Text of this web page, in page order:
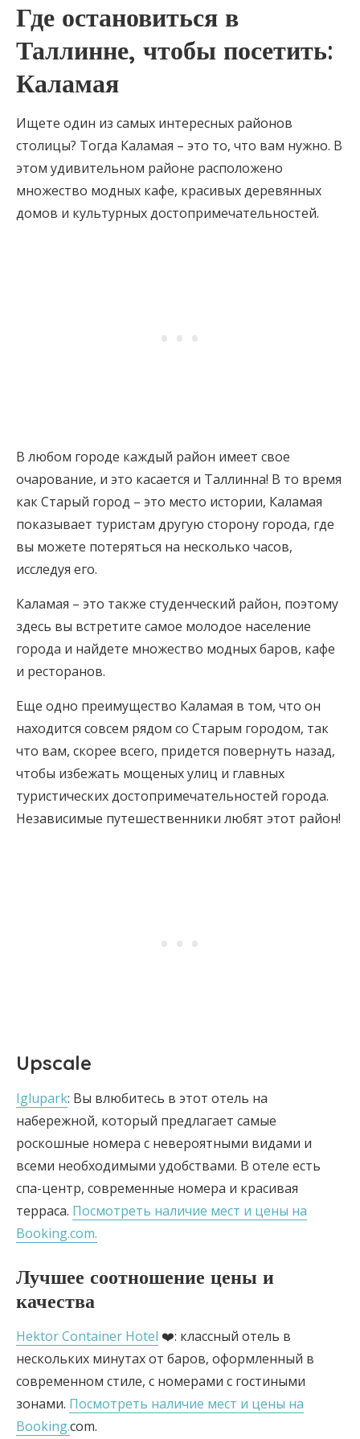
Где остановиться в
Таллинне, чтобы посетить:
Каламая
Ищете один из самых интересных районов
столицы? Тогда Каламая – это то, что вам нужно. В
этом удивительном районе расположено
множество модных кафе, красивых деревянных
домов и культурных достопримечательностей.
В любом городе каждый район имеет свое
очарование, и это касается и Таллинна! В то время
как Старый город – это место истории, Каламая
показывает туристам другую сторону города, где
вы можете потеряться на несколько часов,
исследуя его.
Каламая – это также студенческий район, поэтому
здесь вы встретите самое молодое население
города и найдете множество модных баров, кафе
и ресторанов.
Еще одно преимущество Каламая в том, что он
находится совсем рядом со Старым городом, так
что вам, скорее всего, придется повернуть назад,
чтобы избежать мощеных улиц и главных
туристических достопримечательностей города.
Независимые путешественники любят этот район!
Upscale
Iglupark: Вы влюбитесь в этот отель на
набережной, который предлагает самые
роскошные номера с невероятными видами и
всеми необходимыми удобствами. В отеле есть
спа-центр, современные номера и красивая
терраса. Посмотреть наличие мест и цены на
Booking.com.
Лучшее соотношение цены и
качества
Hektor Container Hotel ❤️: классный отель в
нескольких минутах от баров, оформленный в
современном стиле, с номерами с гостиными
зонами. Посмотреть наличие мест и цены на
Booking.com.